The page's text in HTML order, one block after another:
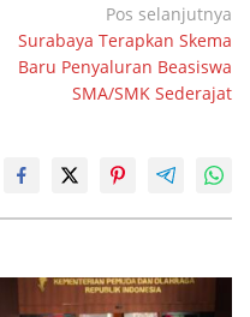
Pos selanjutnya
Surabaya Terapkan Skema
Baru Penyaluran Beasiswa
SMA/SMK Sederajat